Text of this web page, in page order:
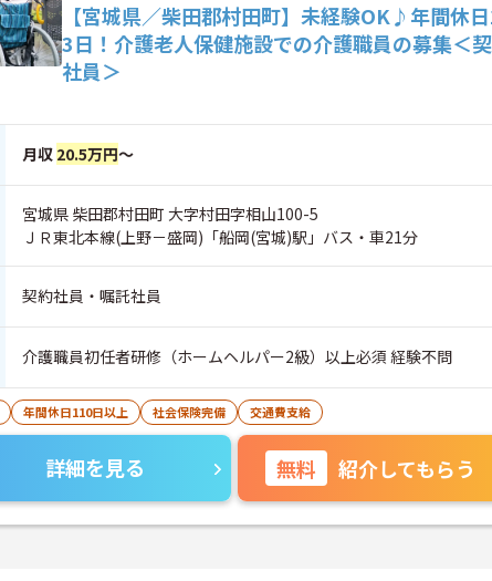
【宮城県／柴田郡村田町】未経験OK♪年間休
3日！介護老人保健施設での介護職員の募集＜
社員＞
月収 20.5万円～
宮城県 柴田郡村田町 大字村田字相山100-5
ＪＲ東北本線(上野－盛岡)「船岡(宮城)駅」バス・車21分
契約社員・嘱託社員
介護職員初任者研修（ホームヘルパー2級）以上必須 経験不問
年間休日110日以上 社会保険完備 交通費支給
詳細を見る 無料 紹介してもらう